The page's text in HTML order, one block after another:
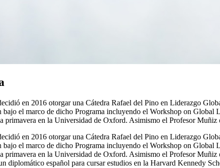
en 2016 otorgar una Cátedra Rafael del Pino en Liderazgo
bajo el marco de dicho Programa incluyendo el Workshop on
primavera en la Universidad de Oxford. Asimismo el Profesor
en 2016 otorgar una Cátedra Rafael del Pino en Liderazgo
bajo el marco de dicho Programa incluyendo el Workshop on
primavera en la Universidad de Oxford. Asimismo el Profesor
diplomático español para cursar estudios en la Harvard Kennedy